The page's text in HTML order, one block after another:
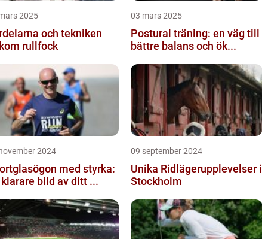
2025
och tekniken
rullfock
03 mars 2025
Postural träning: en väg till
bättre balans och ök...
2024
med styrka:
klarare bild av ditt ...
09 september 2024
Unika Ridlägerupplevelser i
Stockholm